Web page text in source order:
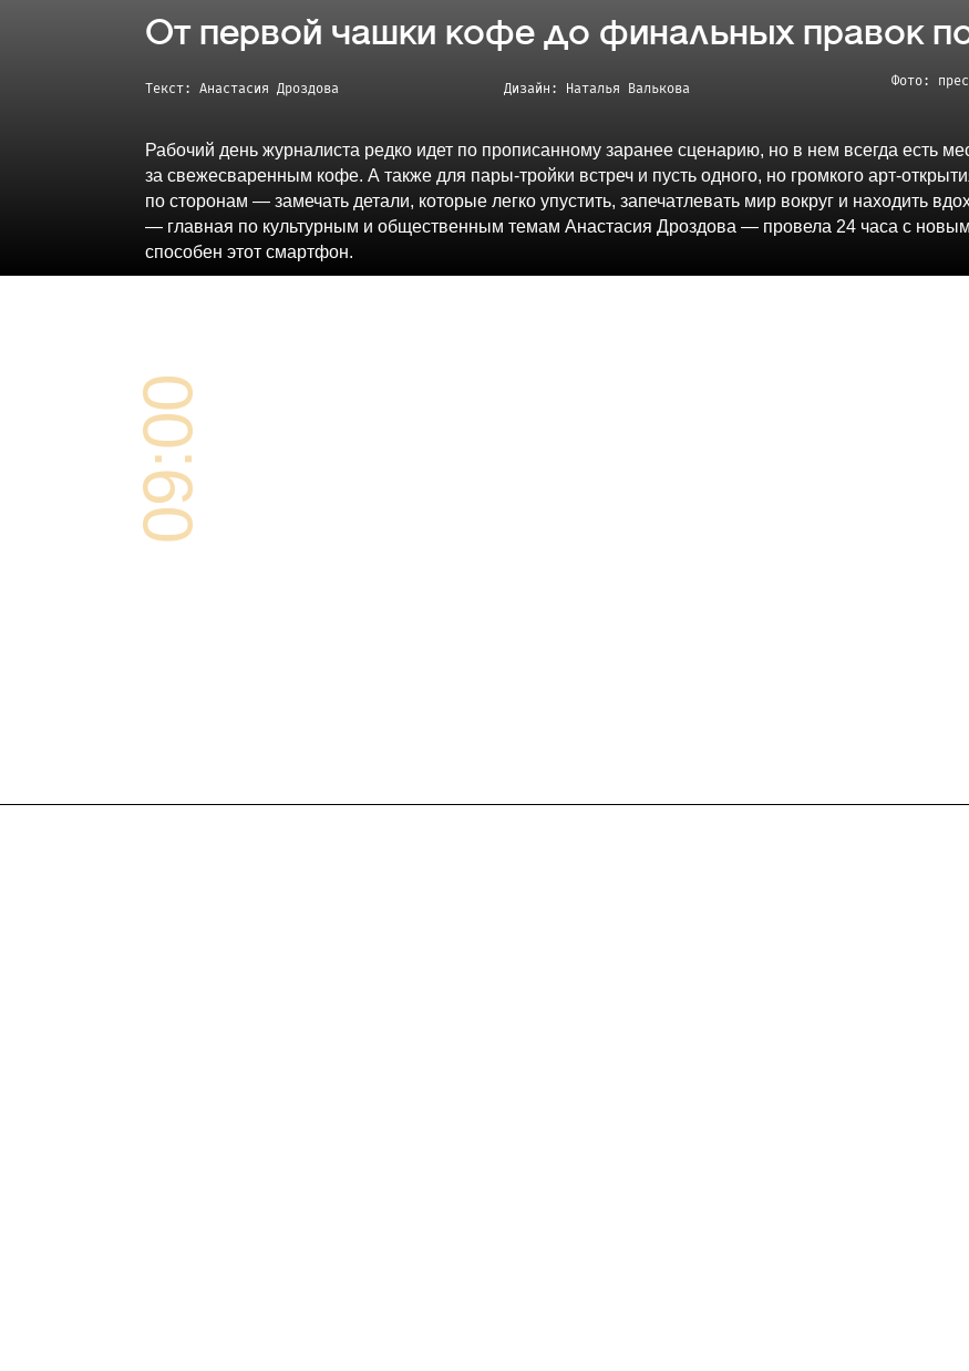
От первой чашки кофе до финальных правок
Текст: Анастасия Дроздова Дизайн: Наталья Валькова Фото:
Рабочий день журналиста редко идет по прописанному заранее сценарию, но в нем всегда есть
за свежесваренным кофе. А также для пары-тройки встреч и пусть одного, но громкого арт-
по сторонам — замечать детали, которые легко упустить, запечатлевать мир вокруг и находить
— главная по культурным и общественным темам Анастасия Дроздова — провела 24 часа с новым
способен этот смартфон.
09:00